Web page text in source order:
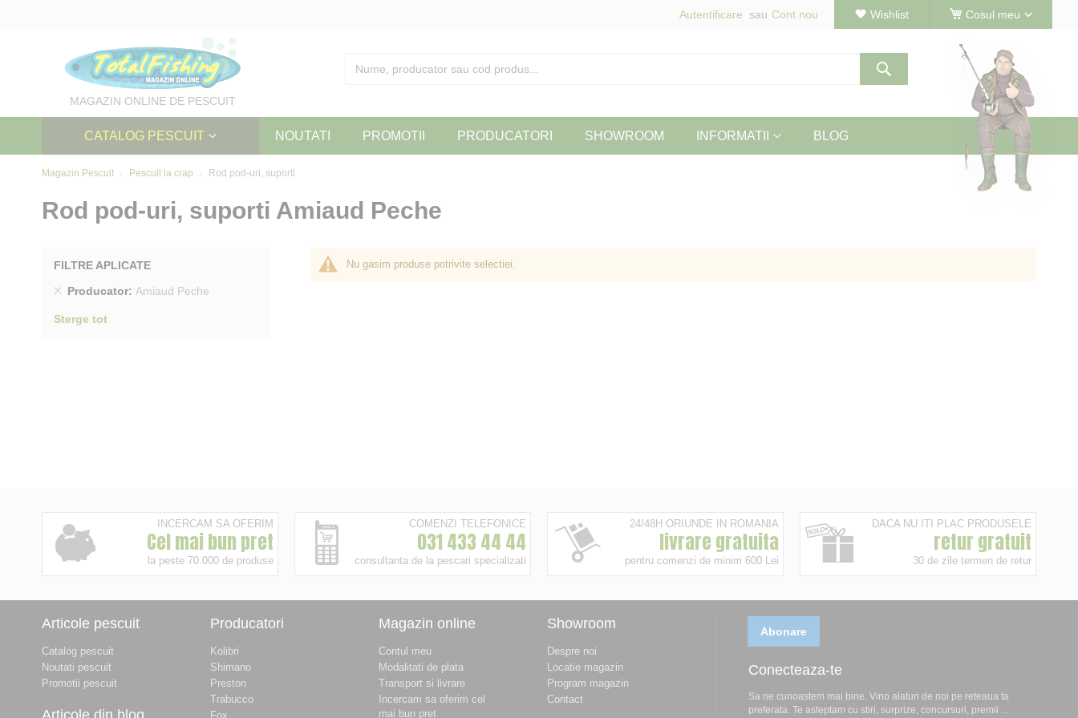
Cosul meu
Wishlist
Autentificare Cont nou
MAGAZIN ONLINE DE PESCUIT
CATALOG PESCUIT NOUTATI PROMOTII PRODUCATORI SHOWROOM INFORMATII BLOG
Magazin Pescuit Pescuit la crap Rod pod-uri, suporti
Rod pod-uri, suporti Amiaud Peche
Nu gasim produse potrivite selectiei.
FILTRE APLICATE
Producator
Amiaud Peche
Sterge
Sterge tot
INCERCAM SA OFERIM
Cel mai bun pret
la peste 70.000 de produse
COMENZI TELEFONICE
031 433 44 44
consultanta de la pescari specializati
24/48H ORIUNDE IN ROMANIA
livrare gratuita
pentru comenzi de minim 600 Lei
DACA NU ITI PLAC PRODUSELE
retur gratuit
30 de zile termen de retur
Articole pescuit
Catalog pescuit
Noutati pescuit
Promotii pescuit
Articole din blog
Producatori
Kolibri
Shimano
Preston
Trabucco
Fox
Magazin online
Contul meu
Modalitati de plata
Transport si livrare
Incercam sa oferim cel
mai bun pret
Showroom
Despre noi
Locatie magazin
Program magazin
Contact
Abonare
Conecteaza-te
Sa ne cunoastem mai bine. Vino alaturi de noi pe reteaua ta
preferata. Te asteptam cu stiri, surprize, concursuri, premii ...